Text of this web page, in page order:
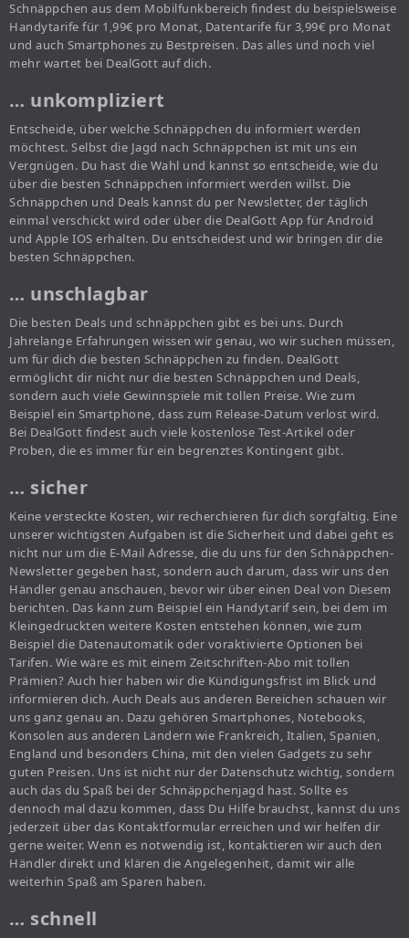
Schnäppchen aus dem Mobilfunkbereich findest du beispielsweise
Handytarife für 1,99€ pro Monat, Datentarife für 3,99€ pro Monat
und auch Smartphones zu Bestpreisen. Das alles und noch viel
mehr wartet bei DealGott auf dich.
… unkompliziert
Entscheide, über welche Schnäppchen du informiert werden
möchtest. Selbst die Jagd nach Schnäppchen ist mit uns ein
Vergnügen. Du hast die Wahl und kannst so entscheide, wie du
über die besten Schnäppchen informiert werden willst. Die
Schnäppchen und Deals kannst du per Newsletter, der täglich
einmal verschickt wird oder über die DealGott App für Android
und Apple IOS erhalten. Du entscheidest und wir bringen dir die
besten Schnäppchen.
… unschlagbar
Die besten Deals und schnäppchen gibt es bei uns. Durch
Jahrelange Erfahrungen wissen wir genau, wo wir suchen müssen,
um für dich die besten Schnäppchen zu finden. DealGott
ermöglicht dir nicht nur die besten Schnäppchen und Deals,
sondern auch viele Gewinnspiele mit tollen Preise. Wie zum
Beispiel ein Smartphone, dass zum Release-Datum verlost wird.
Bei DealGott findest auch viele kostenlose Test-Artikel oder
Proben, die es immer für ein begrenztes Kontingent gibt.
… sicher
Keine versteckte Kosten, wir recherchieren für dich sorgfältig. Eine
unserer wichtigsten Aufgaben ist die Sicherheit und dabei geht es
nicht nur um die E-Mail Adresse, die du uns für den Schnäppchen-
Newsletter gegeben hast, sondern auch darum, dass wir uns den
Händler genau anschauen, bevor wir über einen Deal von Diesem
berichten. Das kann zum Beispiel ein Handytarif sein, bei dem im
Kleingedruckten weitere Kosten entstehen können, wie zum
Beispiel die Datenautomatik oder voraktivierte Optionen bei
Tarifen. Wie wäre es mit einem Zeitschriften-Abo mit tollen
Prämien? Auch hier haben wir die Kündigungsfrist im Blick und
informieren dich. Auch Deals aus anderen Bereichen schauen wir
uns ganz genau an. Dazu gehören Smartphones, Notebooks,
Konsolen aus anderen Ländern wie Frankreich, Italien, Spanien,
England und besonders China, mit den vielen Gadgets zu sehr
guten Preisen. Uns ist nicht nur der Datenschutz wichtig, sondern
auch das du Spaß bei der Schnäppchenjagd hast. Sollte es
dennoch mal dazu kommen, dass Du Hilfe brauchst, kannst du uns
jederzeit über das Kontaktformular erreichen und wir helfen dir
gerne weiter. Wenn es notwendig ist, kontaktieren wir auch den
Händler direkt und klären die Angelegenheit, damit wir alle
weiterhin Spaß am Sparen haben.
… schnell